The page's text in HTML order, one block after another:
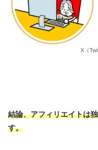
X（
結論、アフィリエイトは
す。